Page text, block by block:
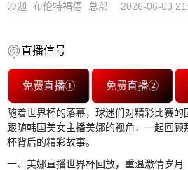
沙迦 布伦特福德 总部 2026-06-03
直播信号
免费直播① 免费直播②
随着世界杯的落幕，球迷们对精彩比赛的
跟随韩国美女主播美娜的视角，一起回
杯背后的精彩故事。
一、美娜直播世界杯回放，重温激情岁月